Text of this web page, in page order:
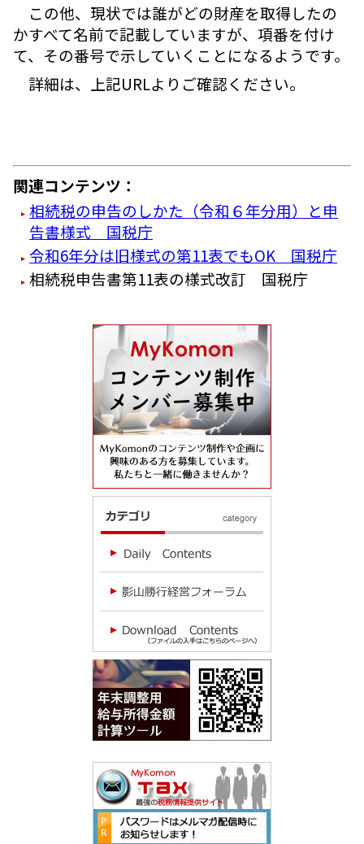
この他、現状では誰がどの財産を取得したの
かすべて名前で記載していますが、項番を付け
て、その番号で示していくことになるようです。
詳細は、上記URLよりご確認ください。
関連コンテンツ：
相続税の申告のしかた（令和６年分用）と申
告書様式 国税庁
令和6年分は旧様式の第11表でもOK 国税庁
相続税申告書第11表の様式改訂 国税庁